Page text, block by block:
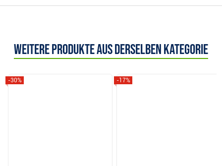
Weitere Produkte aus derselben Kategorie
-30% -17%